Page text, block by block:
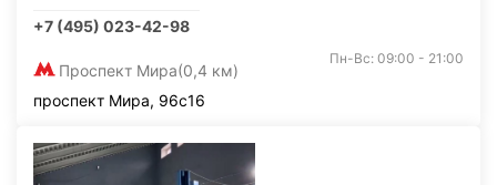
+7 (495) 023-42-98
Проспект Мира(0,4 км)
Пн-Вс: 09:00 - 21:00
проспект Мира, 96с16